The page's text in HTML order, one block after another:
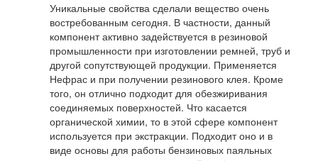
Уникальные свойства сделали вещество очень
востребованным сегодня. В частности, данный
компонент активно задействуется в резиновой
промышленности при изготовлении ремней, труб и
другой сопутствующей продукции. Применяется
Нефрас и при получении резинового клея. Кроме
того, он отлично подходит для обезжиривания
соединяемых поверхностей. Что касается
органической химии, то в этой сфере компонент
используется при экстракции. Подходит оно и в
виде основы для работы бензиновых паяльных